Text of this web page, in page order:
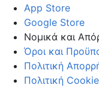
App Store
Google Store
Νομικά και
Όροι και
Πολιτική
Πολιτική